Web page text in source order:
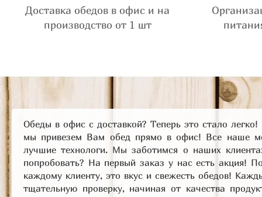
Доставка обедов в офис и на
производство от 1 шт
Обеды в офис с доставкой? Теперь это стало
мы привезем Вам обед прямо в офис! Все наше
лучшие технологи. Мы заботимся о наших
попробовать? На первый заказ у нас есть акция!
каждому клиенту, это вкус и свежесть обедов!
тщательную проверку, начиная от качества